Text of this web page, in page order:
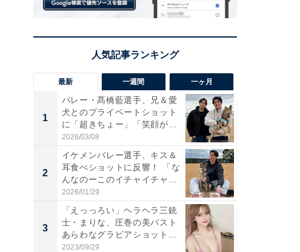
最新 一週間 一ヶ月
1
バレー・髙橋藍選手、兄＆愛
犬とのプライベートショット
に「超きちょー」「笑顔が見
れ...
2026/03/08
2
イケメンバレー選手、キス＆
耳食べショットに反響！ 「な
んなのーこのイチャイチャ
感...
2026/01/29
3
「えっっろい」ヘラヘラ三銃
士・まりな、圧巻の美バスト
あらわなグラビアショット公
開...
2023/09/29